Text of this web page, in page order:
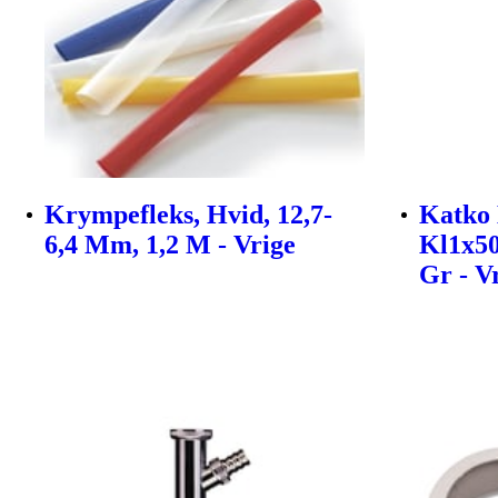
Krympefleks, Hvid, 12,7-
6,4 Mm, 1,2 M - Vrige
Katko
Gr -